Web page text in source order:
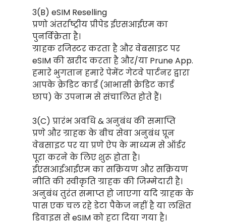
3(B) eSIM Reselling
प्रणो अंतर्राष्ट्रीय प्रीपेड ईएसआईएम का
पुनर्विक्रेता है।
ग्राहक रजिस्टर करता है और वेबसाइट पर
eSIM की खरीद करता है और/या Prune App.
हमारे भुगतान हमारे पेमेंट गेटवे पार्टनर द्वारा
आपके क्रेडिट कार्ड (आभासी क्रेडिट कार्ड
छाप) के उपनाम से संचालित होते हैं।
3(C) प्रारंभ अवधि & अनुबंध की समाप्ति
प्रणे और ग्राहक के बीच सेवा अनुबंध प्रून
वेबसाइट पर या प्रणे ऐप के माध्यम से ऑर्डर
पूरा करने के लिए शुरू होता है।
ईएसआईआईएम का सक्रियण और सक्रियण
नीति की स्वीकृति ग्राहक की जिम्मेदारी है।
अनुबंध तुरंत समाप्त हो जाएगा यदि ग्राहक के
पास एक चल रहे डेटा पैकेज नहीं है या लक्षित
डिवाइस से eSIM को हटा दिया गया है।